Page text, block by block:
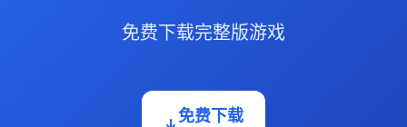
免费下载完整版游戏
免费下载